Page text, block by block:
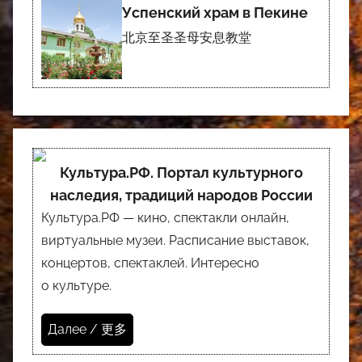
Успенский храм в Пекине
北京至圣圣母安息教堂
Культура.РФ. Портал культурного
наследия, традиций народов России
Культура.РФ — кино, спектакли онлайн,
виртуальные музеи. Расписание выставок,
концертов, спектаклей. Интересно
о культуре.
Далее / 更多